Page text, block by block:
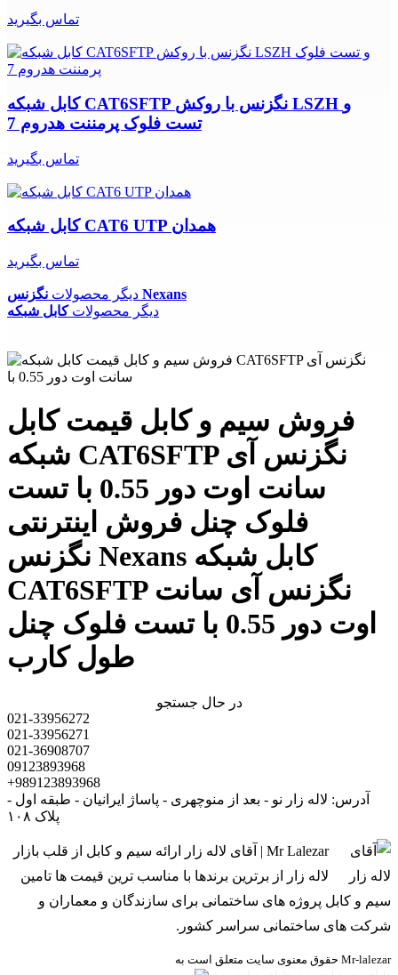
تماس بگیرید
کابل شبکه CAT6SFTP نگزنس با روکش LSZH و
تست فلوک پرمننت هدروم 7
تماس بگیرید
کابل شبکه CAT6 UTP همدان
تماس بگیرید
دیگر محصولات نگزنس Nexans
دیگر محصولاتکابل شبکه
فروش سیم و کابل قیمت کابل
شبکه CAT6SFTP نگزنس آی
سانت اوت دور 0.55 با تست
فلوک چنل فروش اینترنتی
نگزنس Nexans کابل شبکه
CAT6SFTP نگزنس آی سانت
اوت دور 0.55 با تست فلوک چنل
طول کارب
در حال جستجو
021-33956272
021-33956271
021-36908707
09123893968
+989123893968
آدرس: لاله زار نو - بعد از منوچهری - پاساژ ایرانیان - طبقه اول -
پلاک ۱۰۸
Mr Lalezar | آقای لاله زار ارائه سیم و کابل از قلب بازار
لاله زار از برترین برندها با مناسب ترین قیمت ها تامین
سیم و کابل پروژه های ساختمانی برای سازندگان و معماران و
شرکت های ساختمانی سراسر کشور.
حقوق معنوی سایت متعلق است به Mr-lalezar